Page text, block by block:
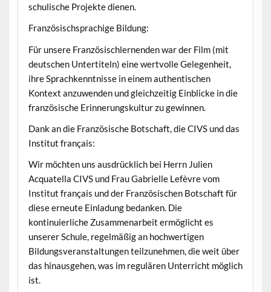
schulische Projekte dienen.
Französischsprachige Bildung:
Für unsere Französischlernenden war der Film (mit
deutschen Untertiteln) eine wertvolle Gelegenheit,
ihre Sprachkenntnisse in einem authentischen
Kontext anzuwenden und gleichzeitig Einblicke in die
französische Erinnerungskultur zu gewinnen.
Dank an die Französische Botschaft, die CIVS und das
Institut français:
Wir möchten uns ausdrücklich bei Herrn Julien
Acquatella CIVS und Frau Gabrielle Lefèvre vom
Institut français und der Französischen Botschaft für
diese erneute Einladung bedanken. Die
kontinuierliche Zusammenarbeit ermöglicht es
unserer Schule, regelmäßig an hochwertigen
Bildungsveranstaltungen teilzunehmen, die weit über
das hinausgehen, was im regulären Unterricht möglich
ist.